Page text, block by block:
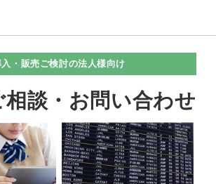
入・販売ご検討の法人様向け
相談・お問い合わせ